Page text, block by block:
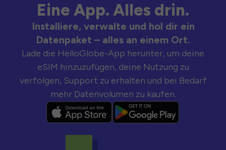
Eine App. Alles drin.
Installiere, verwalte und hol dir ein
Datenpaket – alles an einem Ort.
Lade die HelloGlobe-App herunter, um deine
eSIM hinzuzufügen, deine Nutzung zu
verfolgen, Support zu erhalten und bei Bedarf
mehr Datenvolumen zu kaufen.